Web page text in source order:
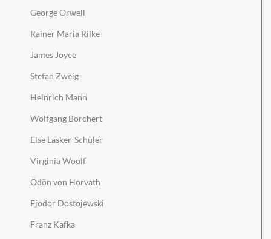
George Orwell
Rainer Maria Rilke
James Joyce
Stefan Zweig
Heinrich Mann
Wolfgang Borchert
Else Lasker-Schüler
Virginia Woolf
Ödön von Horvath
Fjodor Dostojewski
Franz Kafka